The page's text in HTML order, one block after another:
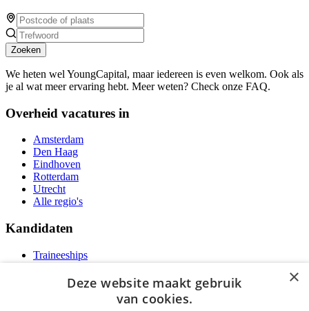
Zoeken
We heten wel YoungCapital, maar iedereen is even welkom. Ook als
je al wat meer ervaring hebt. Meer weten? Check onze FAQ.
Overheid vacatures in
Amsterdam
Den Haag
Eindhoven
Rotterdam
Utrecht
Alle regio's
Kandidaten
Traineeships
Over Vacatures Overheid Online
YoungCapital IOS App
×
Deze website maakt gebruik
van cookies.